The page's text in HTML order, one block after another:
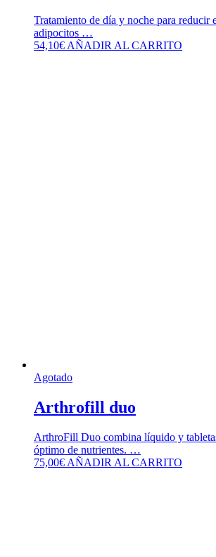
Tratamiento de día y noche para reducir
adipocitos …
54,10€ AÑADIR AL CARRITO
Agotado
Arthrofill duo
ArthroFill Duo combina líquido y
óptimo de nutrientes. …
75,00€ AÑADIR AL CARRITO